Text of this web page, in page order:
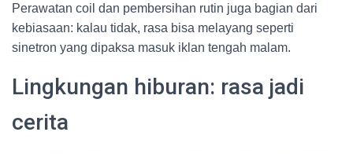
Perawatan coil dan pembersihan rutin juga bagian dari
kebiasaan: kalau tidak, rasa bisa melayang seperti
sinetron yang dipaksa masuk iklan tengah malam.
Lingkungan hiburan: rasa jadi
cerita